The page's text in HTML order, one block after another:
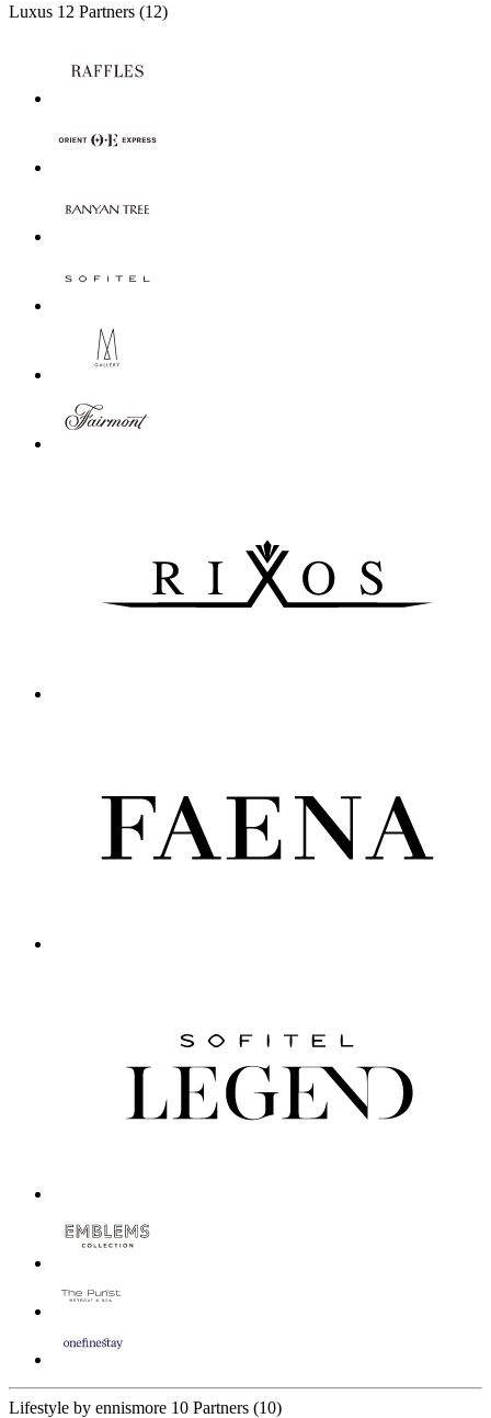
Luxus 12 Partners (12)
Lifestyle by ennismore 10 Partners (10)